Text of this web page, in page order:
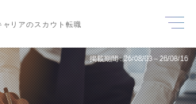
ャリアのスカウト転職
掲載期間 26/08/03～26/08/16